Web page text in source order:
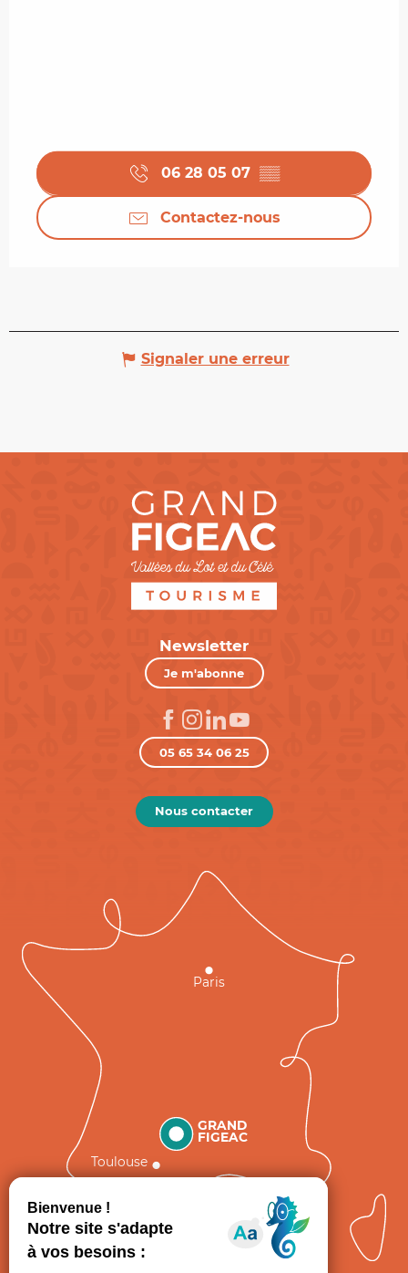
06 28 05 07 ▒▒
Contactez-nous
Signaler une erreur
Newsletter
Je m'abonne
05 65 34 06 25
Nous contacter
GRAND
FIGEAC
Toulouse
Paris